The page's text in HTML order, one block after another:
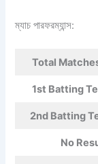
ম্যাচ পারফরম্যান্স:
Total
1st Batting
2nd Batting
No